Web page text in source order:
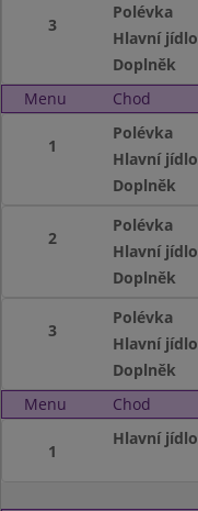
3
Polévka
Hlavní jídlo
Doplněk
Menu
Chod
1
Polévka
Hlavní jídlo
Doplněk
2
Polévka
Hlavní jídlo
Doplněk
3
Polévka
Hlavní jídlo
Doplněk
Menu
Chod
1
Hlavní jídlo